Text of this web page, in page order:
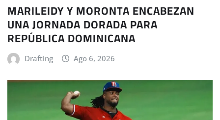
MARILEIDY Y MORONTA ENCABEZAN
UNA JORNADA DORADA PARA
REPÚBLICA DOMINICANA
Drafting Ago 6, 2026